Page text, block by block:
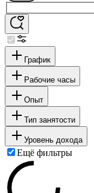
График
Рабочие часы
Опыт
Тип занятости
Уровень дохода
Ещё фильтры